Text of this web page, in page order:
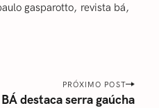
gasparotto
revista bá
PRÓXIMO POST
destaca serra gaúcha